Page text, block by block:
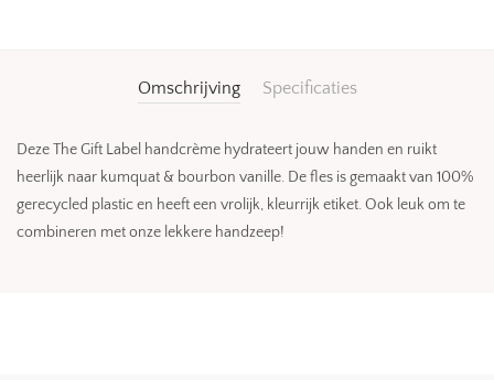
Omschrijving Specificaties
Deze The Gift Label handcrème hydrateert jouw handen en ruikt
heerlijk naar kumquat & bourbon vanille. De fles is gemaakt van 100%
gerecycled plastic en heeft een vrolijk, kleurrijk etiket. Ook leuk om te
combineren met onze lekkere handzeep!